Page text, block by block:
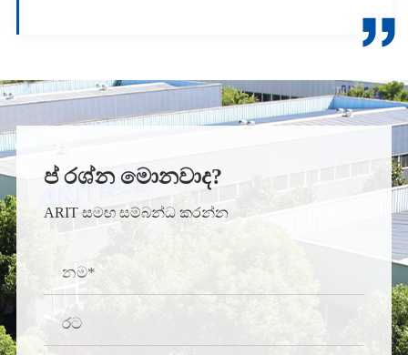

ප් රශ්න මොනවාද?
ARIT සමඟ සම්බන්ධ කරන්න